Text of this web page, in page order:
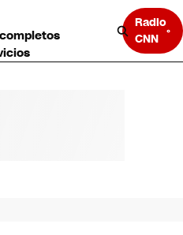
Radio
CNN